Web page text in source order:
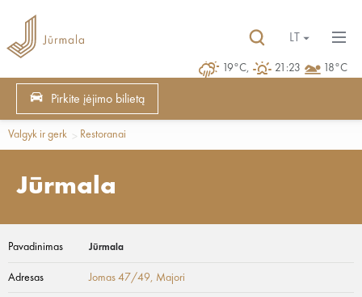
19°C, 21:23 18°C
LT
Pirkite įėjimo bilietą
Valgyk ir gerk Restoranai
Jūrmala
Pavadinimas Jūrmala
Adresas Jomas 47/49, Majori